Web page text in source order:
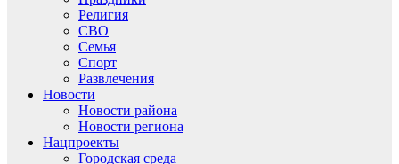
Религия
СВО
Семья
Спорт
Развлечения
Новости
Новости района
Новости региона
Нацпроекты
Городская среда